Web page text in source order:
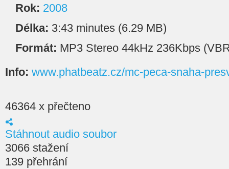
Rok: 2008
Délka: 3:43 minutes (6.29 MB)
Formát: MP3 Stereo 44kHz 236Kbps
Info: www.phatbeatz.cz/mc-peca-snaha-
46364 x přečteno
Stáhnout audio soubor
3066 stažení
139 přehrání